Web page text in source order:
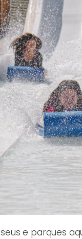
e parques